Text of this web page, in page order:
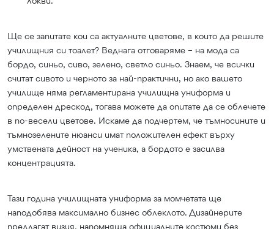
Ще се запитате кои са актуалните цветове, в които да решите
училищния си тоалет? Веднага отговаряме – на мода са
бордо, синьо, сиво, зелено, светло синьо. Знаем, че всички
считат сивото и черното за най-практични, но ако вашето
училище няма регламентирана училищна униформа и
определен дрескод, тогава можете да опитате да се облечете
в по-весели цветове. Искаме да подчертем, че тъмносините и
тъмнозелените нюанси имат положителен ефект върху
умствената дейност на ученика, а бордото е засилва
концентрацията.
Тази година училищната униформа за момчетата ще
наподобява максимално бизнес облеклото. Дизайнерите
предлагат визия, напомняща официалните костюми без